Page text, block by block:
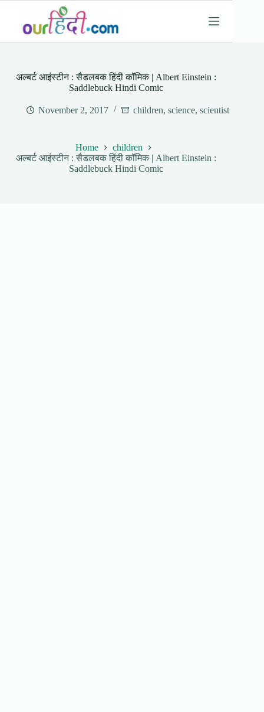
content
अल्बर्ट आइंस्टीन : सैडलबक हिंदी कॉमिक | Albert Einstein :
Saddlebuck Hindi Comic
November 2, 2017 children,science,scientist
Home
children
अल्बर्ट आइंस्टीन : सैडलबक हिंदी कॉमिक | Albert Einstein :
Saddlebuck Hindi Comic